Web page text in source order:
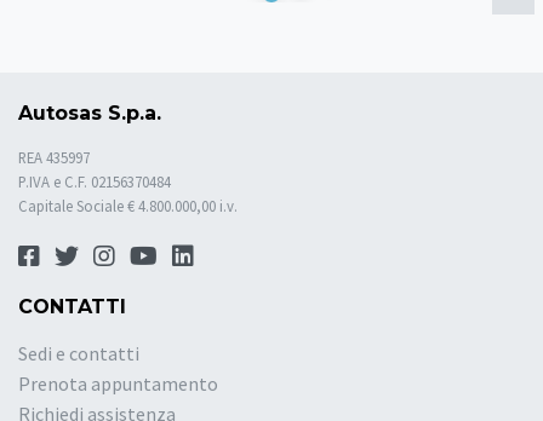
Autosas S.p.a.
REA 435997
P.IVA e C.F. 02156370484
Capitale Sociale € 4.800.000,00 i.v.
CONTATTI
Sedi e contatti
Prenota appuntamento
Richiedi assistenza